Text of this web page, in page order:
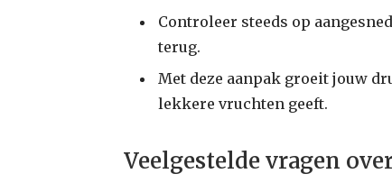
Controleer steeds op
terug.
Met deze aanpak groeit jouw
lekkere vruchten geeft.
Veelgestelde vragen